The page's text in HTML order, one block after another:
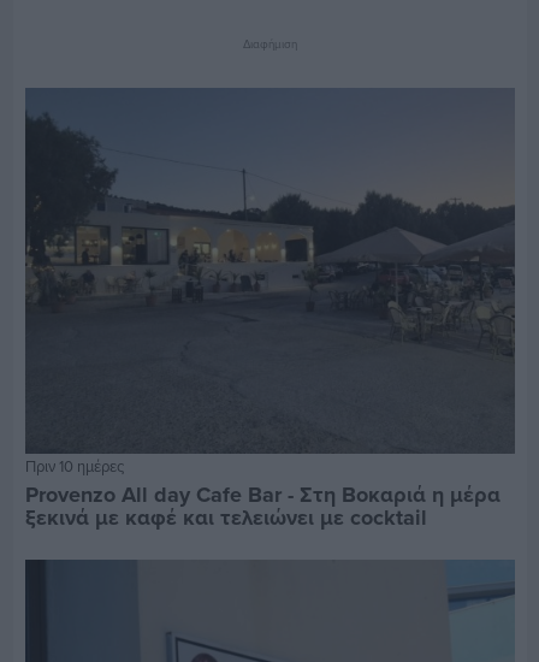
Διαφήμιση
Πριν 10 ημέρες
Provenzo All day Cafe Bar - Στη Βοκαριά η μέρα
ξεκινά με καφέ και τελειώνει με cocktail